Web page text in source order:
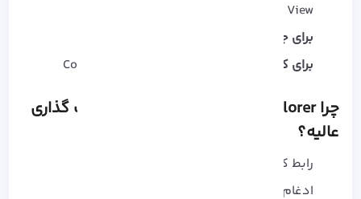
View
برای جستجوی سریع
برای کاهش فاصله بین آیتم‌ ها
چرا File Explorer برای مدیریت و اشتراک‌ گذاری
عالیه؟
رابط کاربری ساده و سریع
ادغام کامل با OneDrive